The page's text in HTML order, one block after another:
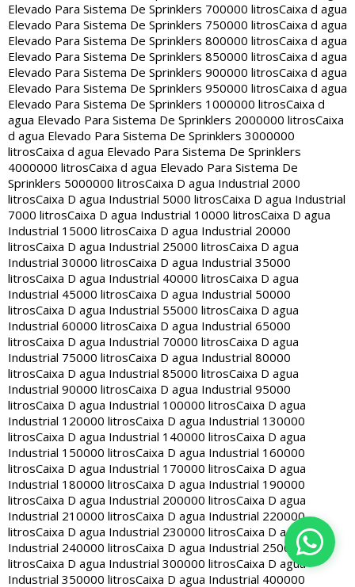
Elevado Para Sistema De Sprinklers 700000 litrosCaixa d agua
Elevado Para Sistema De Sprinklers 750000 litrosCaixa d agua
Elevado Para Sistema De Sprinklers 800000 litrosCaixa d agua
Elevado Para Sistema De Sprinklers 850000 litrosCaixa d agua
Elevado Para Sistema De Sprinklers 900000 litrosCaixa d agua
Elevado Para Sistema De Sprinklers 950000 litrosCaixa d agua
Elevado Para Sistema De Sprinklers 1000000 litrosCaixa d
agua Elevado Para Sistema De Sprinklers 2000000 litrosCaixa
d agua Elevado Para Sistema De Sprinklers 3000000
litrosCaixa d agua Elevado Para Sistema De Sprinklers
4000000 litrosCaixa d agua Elevado Para Sistema De
Sprinklers 5000000 litrosCaixa D agua Industrial 2000
litrosCaixa D agua Industrial 5000 litrosCaixa D agua Industrial
7000 litrosCaixa D agua Industrial 10000 litrosCaixa D agua
Industrial 15000 litrosCaixa D agua Industrial 20000
litrosCaixa D agua Industrial 25000 litrosCaixa D agua
Industrial 30000 litrosCaixa D agua Industrial 35000
litrosCaixa D agua Industrial 40000 litrosCaixa D agua
Industrial 45000 litrosCaixa D agua Industrial 50000
litrosCaixa D agua Industrial 55000 litrosCaixa D agua
Industrial 60000 litrosCaixa D agua Industrial 65000
litrosCaixa D agua Industrial 70000 litrosCaixa D agua
Industrial 75000 litrosCaixa D agua Industrial 80000
litrosCaixa D agua Industrial 85000 litrosCaixa D agua
Industrial 90000 litrosCaixa D agua Industrial 95000
litrosCaixa D agua Industrial 100000 litrosCaixa D agua
Industrial 120000 litrosCaixa D agua Industrial 130000
litrosCaixa D agua Industrial 140000 litrosCaixa D agua
Industrial 150000 litrosCaixa D agua Industrial 160000
litrosCaixa D agua Industrial 170000 litrosCaixa D agua
Industrial 180000 litrosCaixa D agua Industrial 190000
litrosCaixa D agua Industrial 200000 litrosCaixa D agua
Industrial 210000 litrosCaixa D agua Industrial 220000
litrosCaixa D agua Industrial 230000 litrosCaixa D agua
Industrial 240000 litrosCaixa D agua Industrial 250000
litrosCaixa D agua Industrial 300000 litrosCaixa D agua
Industrial 350000 litrosCaixa D agua Industrial 400000